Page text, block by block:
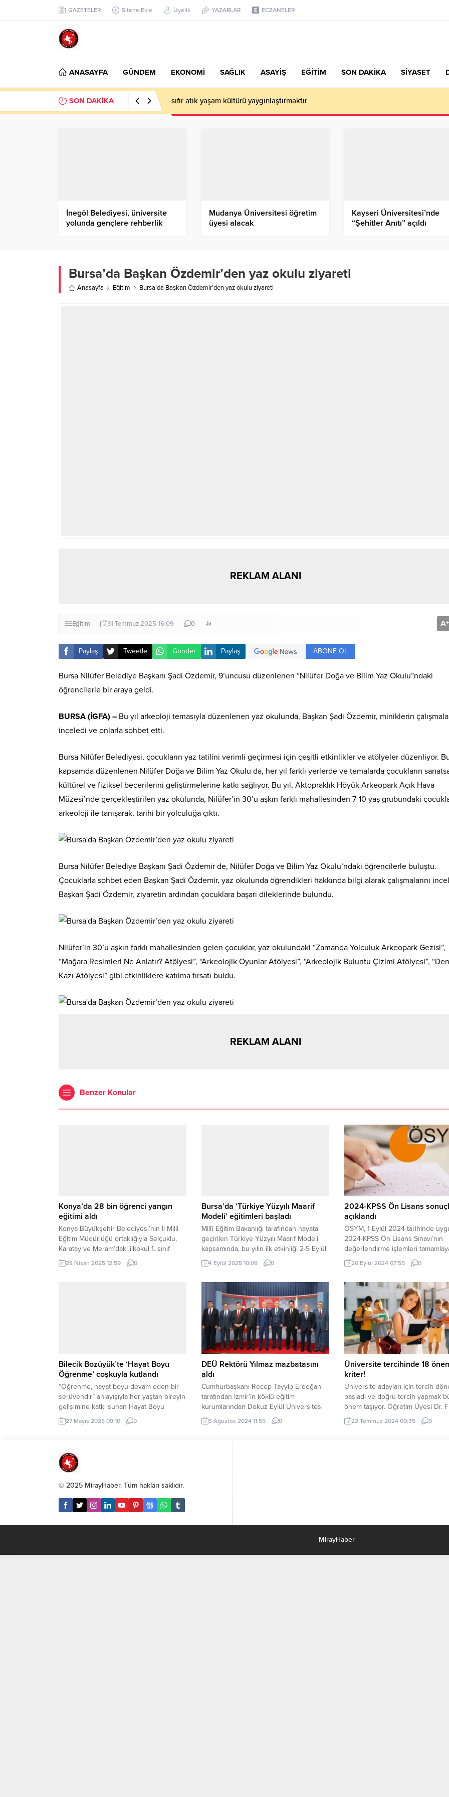
GAZETELER Sitene Ekle Üyelik YAZARLAR ECZANELER
ANASAYFA GÜNDEM EKONOMİ SAĞLIK ASAYİŞ EĞİTİM SON DAKİKA SİYASET
SON DAKİKA sıfır atık yaşam kültürü yaygınlaştırmaktır
İnegöl Belediyesi, üniversite
yolunda gençlere rehberlik
Mudanya Üniversitesi öğretim
üyesi alacak
Kayseri Üniversitesi’nde
“Şehitler Anıtı” açıldı
Bursa’da Başkan Özdemir’den yaz okulu ziyareti
Anasayfa Eğitim Bursa’da Başkan Özdemir’den yaz okulu ziyareti
REKLAM ALANI
Eğitim 31 Temmuz 2025 16:09 0 A+
Paylaş Tweetle Gönder Paylaş ABONE OL
Bursa Nilüfer Belediye Başkanı Şadi Özdemir, 9’uncusu düzenlenen “Nilüfer Doğa ve Bilim Yaz Okulu”ndaki
öğrencilerle bir araya geldi.
BURSA (İGFA) – Bu yıl arkeoloji temasıyla düzenlenen yaz okulunda, Başkan Şadi Özdemir, miniklerin
inceledi ve onlarla sohbet etti.
Bursa Nilüfer Belediyesi, çocukların yaz tatilini verimli geçirmesi için çeşitli etkinlikler ve atölyeler düzenliyor.
kapsamda düzenlenen Nilüfer Doğa ve Bilim Yaz Okulu da, her yıl farklı yerlerde ve temalarda çocukların
kültürel ve fiziksel becerilerini geliştirmelerine katkı sağlıyor. Bu yıl, Aktopraklık Höyük Arkeopark Açık Hava
Müzesi’nde gerçekleştirilen yaz okulunda, Nilüfer’in 30’u aşkın farklı mahallesinden 7-10 yaş grubundaki
arkeoloji ile tanışarak, tarihi bir yolculuğa çıktı.
Bursa Nilüfer Belediye Başkanı Şadi Özdemir de, Nilüfer Doğa ve Bilim Yaz Okulu’ndaki öğrencilerle buluştu.
Çocuklarla sohbet eden Başkan Şadi Özdemir, yaz okulunda öğrendikleri hakkında bilgi alarak çalışmalarını
Başkan Şadi Özdemir, ziyaretin ardından çocuklara başarı dileklerinde bulundu.
Nilüfer’in 30’u aşkın farklı mahallesinden gelen çocuklar, yaz okulundaki “Zamanda Yolculuk Arkeopark Gezisi”,
“Mağara Resimleri Ne Anlatır? Atölyesi”, “Arkeolojik Oyunlar Atölyesi”, “Arkeolojik Buluntu Çizimi Atölyesi”,
Kazı Atölyesi” gibi etkinliklere katılma fırsatı buldu.
REKLAM ALANI
Benzer Konular
Konya’da 28 bin öğrenci yangın
eğitimi aldı
Konya Büyükşehir Belediyesi’nin İl Milli
Eğitim Müdürlüğü ortaklığıyla Selçuklu,
Karatay ve Meram’daki ilkokul 1. sınıf
öğrencilerine yönelik yürüttüğü
“Kahraman Çocuklar İtfaiyecilerle
28 Nisan 2025 12:59 0
Bursa’da ‘Türkiye Yüzyılı Maarif
Modeli’ eğitimleri başladı
Millî Eğitim Bakanlığı tarafından hayata
geçirilen Türkiye Yüzyılı Maarif Modeli
kapsamında, bu yılın ilk etkinliği 2-5 Eylül
tarihleri arasında Bursa’da
gerçekleştirildi. Eğitim faaliyeti, Bursa’daki
öğretmenleri kapsayacak şekilde
planlandı. BURSA (İGFA) – Bursa İl Millî
Eğitim Müdürlüğü koordinesinde
düzenlenen eğitim programlarında, 98
formatör öğretmen...
4 Eylül 2025 10:09 0
2024-KPSS Ön Lisans
açıklandı
ÖSYM, 1 Eylül 2024 tarihinde
2024-KPSS Ön Lisans Sınavı’nın
değerlendirme işlemleri
sonuçları açıkladı. ANKARA (İGFA)
ÖSYM’den yapılan açıklamada, 1
Sınavı’nın değerlendirme
tamamlandığını açıkladı. Adaylar,
sonuçlarına ÖSYM’nin
https://sonuc.osym.gov.tr
kimlik numarası ve aday şifresiyle
erişebilecek. Öte yandan
yapılan açıklamada sınava...
20 Eylül 2024 07:55 0
Bilecik Bozüyük’te ‘Hayat Boyu
Öğrenme’ coşkuyla kutlandı
“Öğrenme, hayat boyu devam eden bir
serüvendir” anlayışıyla her yaştan bireyin
gelişimine katkı sunan Hayat Boyu
Öğrenme Etkinlikleri, Bozüyük Halk
Eğitim Merkezi’nde düzenlenen renkli bir
ilçesindeki ‘Hayat Boyu Öğretmen
Haftası’ dolayısıyla düzenlenen
Aygöl’ün...
27 Mayıs 2025 09:10 0
DEÜ Rektörü Yılmaz mazbatasını
aldı
Cumhurbaşkanı Recep Tayyip Erdoğan
tarafından İzmir’in köklü eğitim
kurumlarından Dokuz Eylül Üniversitesi
(DEÜ) Rektörlüğü görevine atanan Prof.
Dr. Bayram Yılmaz, Yükseköğretim
mazbatasını aldı. Mazbatasını YÖK
Başkanı Prof. Dr. Erol Özvar’ın elinden
alan ve dört yıllık görev süresi resmi
olarak başlayan Rektör Yılmaz, yeni
dönemde de tüm...
3 Ağustos 2024 11:55 0
Üniversite tercihinde 18
kriter!
Üniversite adayları için tercih
başladı ve doğru tercih yapmak
önem taşıyor. Öğretim Üyesi Dr.
Kıvılcım, adayların doğru tercih
yapabilmeleri için dikkat etmeleri
22 Temmuz 2024 09:35 0
© 2025 MirayHaber. Tüm hakları saklıdır.
MirayHaber